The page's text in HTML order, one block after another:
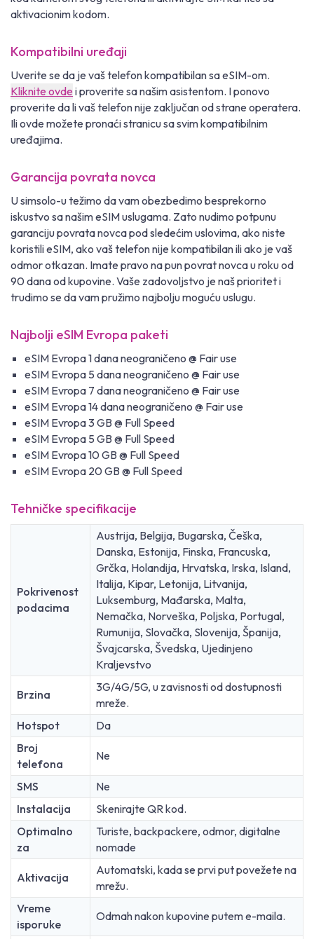
aktivacionim kodom.
Kompatibilni uređaji
Uverite se da je vaš telefon kompatibilan sa eSIM-om.
Kliknite ovde i proverite sa našim asistentom. I ponovo
proverite da li vaš telefon nije zaključan od strane operatera.
Ili ovde možete pronaći stranicu sa svim kompatibilnim
uređajima.
Garancija povrata novca
U simsolo-u težimo da vam obezbedimo besprekorno
iskustvo sa našim eSIM uslugama. Zato nudimo potpunu
garanciju povrata novca pod sledećim uslovima, ako niste
koristili eSIM, ako vaš telefon nije kompatibilan ili ako je vaš
odmor otkazan. Imate pravo na pun povrat novca u roku od
90 dana od kupovine. Vaše zadovoljstvo je naš prioritet i
trudimo se da vam pružimo najbolju moguću uslugu.
Najbolji eSIM Evropa paketi
eSIM Evropa 1 dana neograničeno @ Fair use
eSIM Evropa 5 dana neograničeno @ Fair use
eSIM Evropa 7 dana neograničeno @ Fair use
eSIM Evropa 14 dana neograničeno @ Fair use
eSIM Evropa 3 GB @ Full Speed
eSIM Evropa 5 GB @ Full Speed
eSIM Evropa 10 GB @ Full Speed
eSIM Evropa 20 GB @ Full Speed
Tehničke specifikacije
Pokrivenost
podacima
Austrija, Belgija, Bugarska, Češka,
Danska, Estonija, Finska, Francuska,
Grčka, Holandija, Hrvatska, Irska, Island,
Italija, Kipar, Letonija, Litvanija,
Luksemburg, Mađarska, Malta,
Nemačka, Norveška, Poljska, Portugal,
Rumunija, Slovačka, Slovenija, Španija,
Švajcarska, Švedska, Ujedinjeno
Kraljevstvo
Brzina
3G/4G/5G, u zavisnosti od dostupnosti
mreže.
Hotspot
Da
Broj
telefona
Ne
SMS
Ne
Instalacija
Skenirajte QR kod.
Optimalno
za
Turiste, backpackere, odmor, digitalne
nomade
Aktivacija
Automatski, kada se prvi put povežete na
mrežu.
Vreme
isporuke
Odmah nakon kupovine putem e-maila.